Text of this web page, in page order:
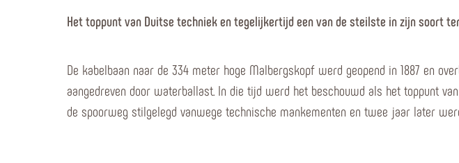
Het toppunt van Duitse techniek en tegelijkertijd een van de steilste in zijn soort
De kabelbaan naar de 334 meter hoge Malbergskopf werd geopend in 1887 en
aangedreven door waterballast. In die tijd werd het beschouwd als het toppunt
de spoorweg stilgelegd vanwege technische mankementen en twee jaar later